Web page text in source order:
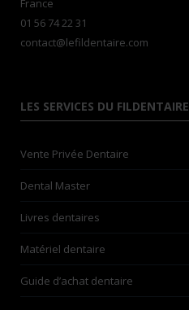
France
01 56 74 22 31
contact@lefildentaire.com
LES SERVICES DU FILDENTAIRE
Vente Privée Dentaire
Dental Master
Livres dentaires
Matériel dentaire
Guide d’achat dentaire